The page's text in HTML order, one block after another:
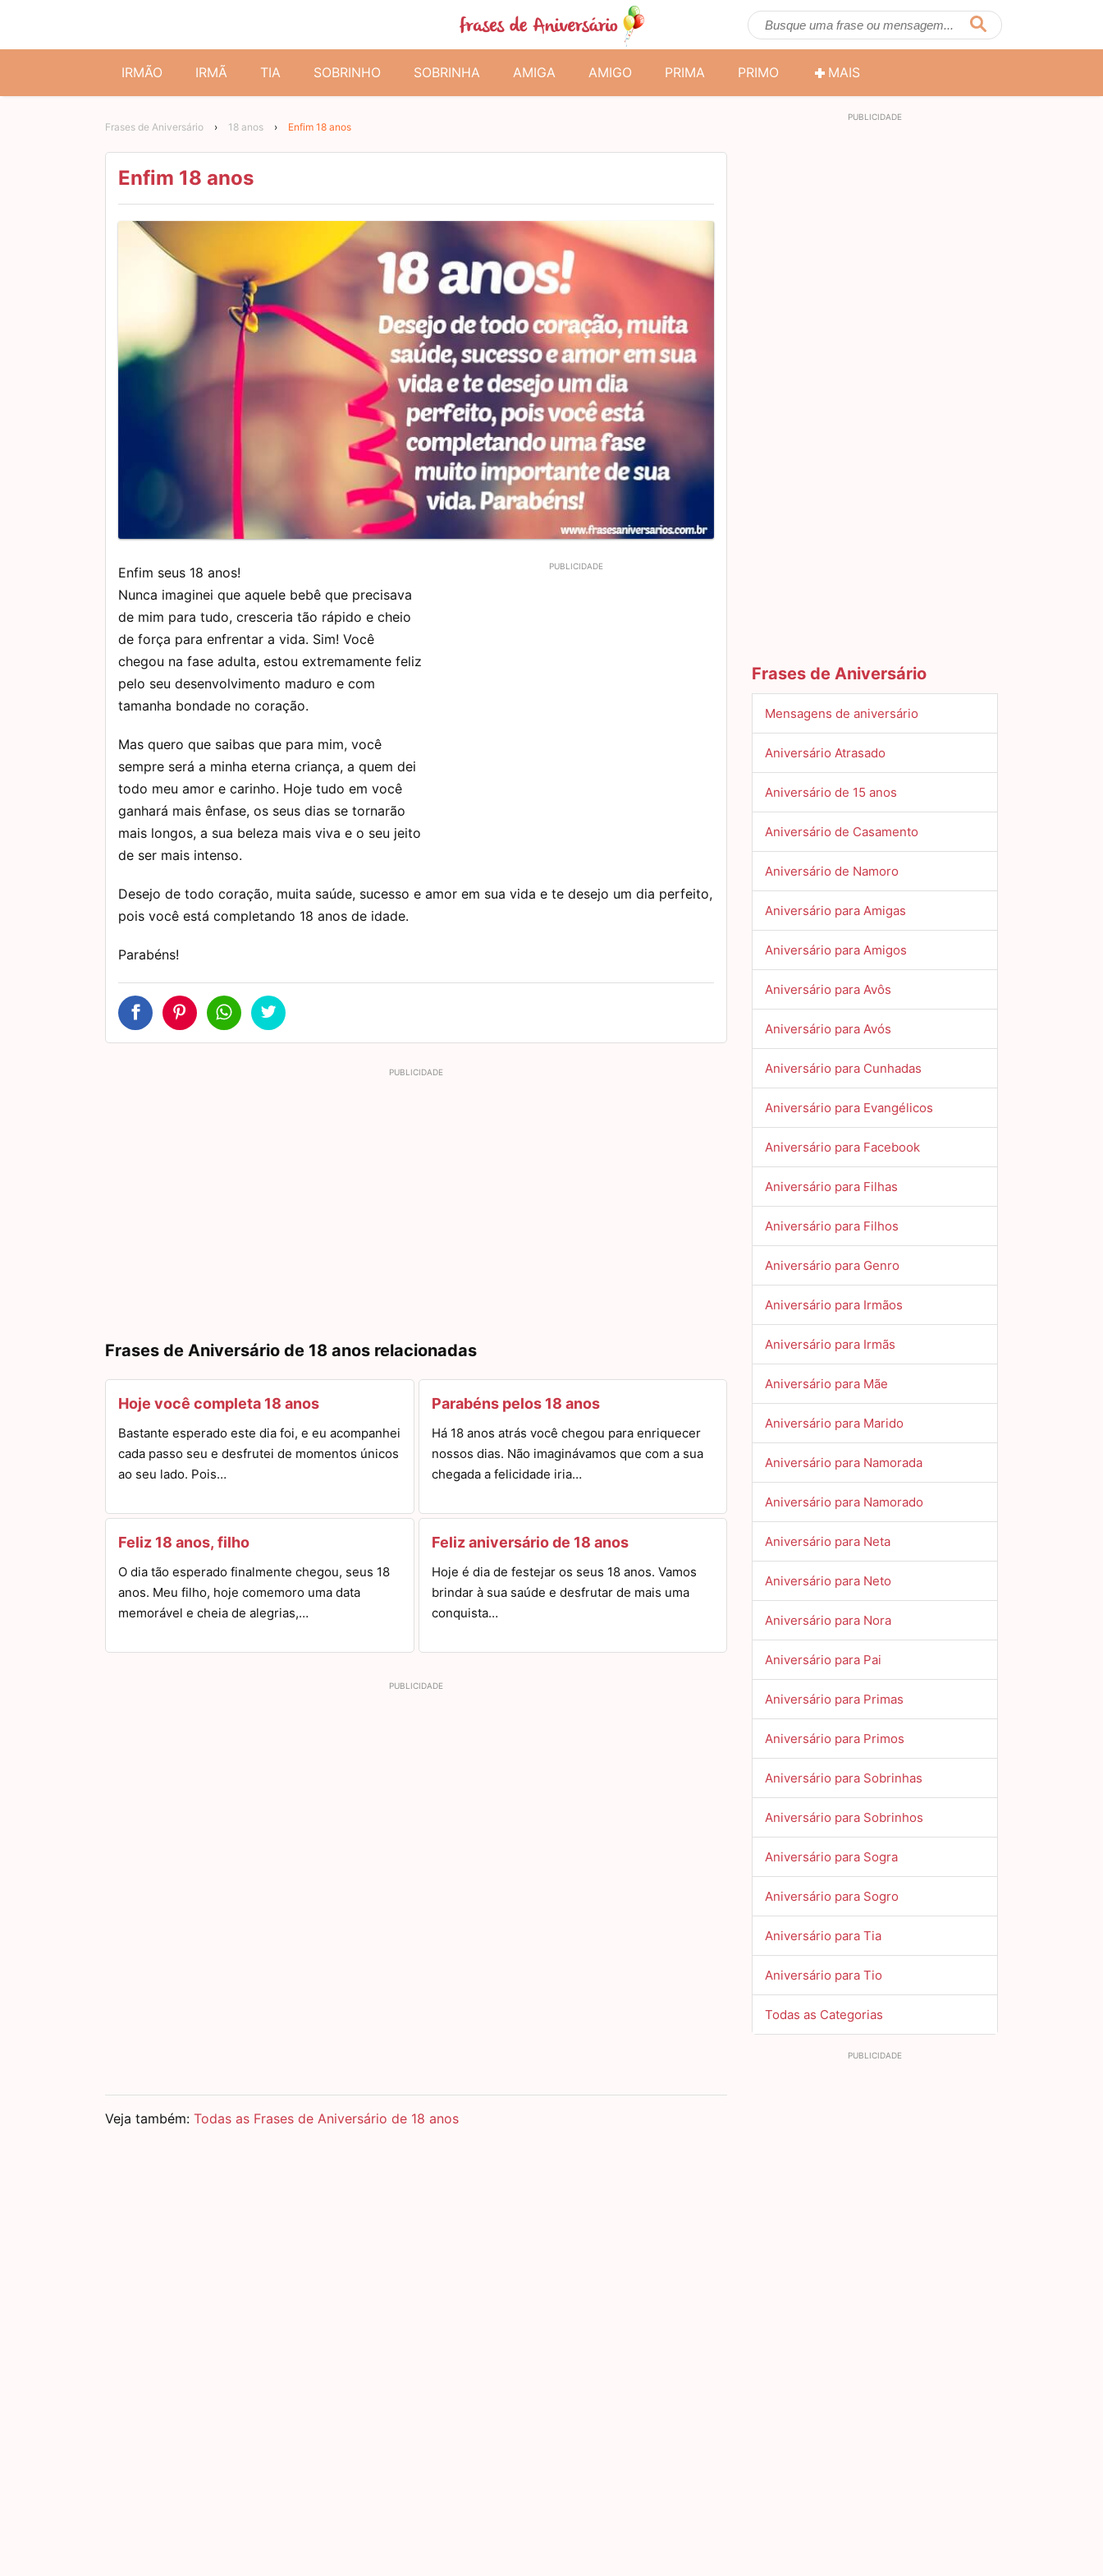
IRMÃO IRMÃ TIA SOBRINHO SOBRINHA AMIGA AMIGO PRIMA PRIMO MAIS
Frases de Aniversário › 18 anos › Enfim 18 anos
Enfim 18 anos
Enfim seus 18 anos!
Nunca imaginei que aquele bebê que precisava
de mim para tudo, cresceria tão rápido e cheio
de força para enfrentar a vida. Sim! Você
chegou na fase adulta, estou extremamente feliz
pelo seu desenvolvimento maduro e com
tamanha bondade no coração.
Mas quero que saibas que para mim, você
sempre será a minha eterna criança, a quem dei
todo meu amor e carinho. Hoje tudo em você
ganhará mais ênfase, os seus dias se tornarão
mais longos, a sua beleza mais viva e o seu jeito
de ser mais intenso.
Desejo de todo coração, muita saúde, sucesso e amor em sua vida e te desejo um dia perfeito,
pois você está completando 18 anos de idade.
Parabéns!
Frases de Aniversário de 18 anos relacionadas
Hoje você completa 18 anos
Bastante esperado este dia foi, e eu acompanhei
cada passo seu e desfrutei de momentos únicos
ao seu lado. Pois…
Feliz 18 anos, filho
O dia tão esperado finalmente chegou, seus 18
anos. Meu filho, hoje comemoro uma data
memorável e cheia de alegrias,…
Parabéns pelos 18 anos
Há 18 anos atrás você chegou para enriquecer
nossos dias. Não imaginávamos que com a sua
chegada a felicidade iria…
Feliz aniversário de 18 anos
Hoje é dia de festejar os seus 18 anos. Vamos
brindar à sua saúde e desfrutar de mais uma
conquista…
Veja também: Todas as Frases de Aniversário de 18 anos
Frases de Aniversário
Mensagens de aniversário
Aniversário Atrasado
Aniversário de 15 anos
Aniversário de Casamento
Aniversário de Namoro
Aniversário para Amigas
Aniversário para Amigos
Aniversário para Avôs
Aniversário para Avós
Aniversário para Cunhadas
Aniversário para Evangélicos
Aniversário para Facebook
Aniversário para Filhas
Aniversário para Filhos
Aniversário para Genro
Aniversário para Irmãos
Aniversário para Irmãs
Aniversário para Mãe
Aniversário para Marido
Aniversário para Namorada
Aniversário para Namorado
Aniversário para Neta
Aniversário para Neto
Aniversário para Nora
Aniversário para Pai
Aniversário para Primas
Aniversário para Primos
Aniversário para Sobrinhas
Aniversário para Sobrinhos
Aniversário para Sogra
Aniversário para Sogro
Aniversário para Tia
Aniversário para Tio
Todas as Categorias